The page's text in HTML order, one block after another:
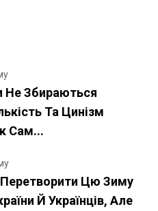
Не Збираються
Та Цинізм
Сам...
Перетворити Цю Зиму
Й Українців, Але